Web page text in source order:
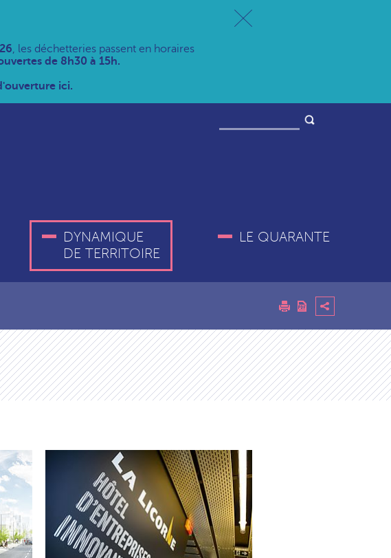
, les déchetteries passent en horaires
de 8h30 à 15h.
ici.
DYNAMIQUE
DE TERRITOIRE
LE QUARANTE